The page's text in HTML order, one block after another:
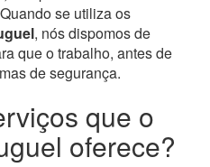
se utiliza os
, nós dispomos de
que o trabalho, antes de
de segurança.
que o
oferece?